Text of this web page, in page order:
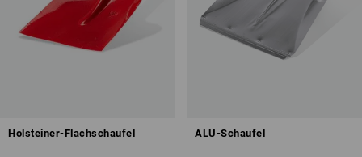
Holsteiner-Flachschaufel ALU-Schaufel